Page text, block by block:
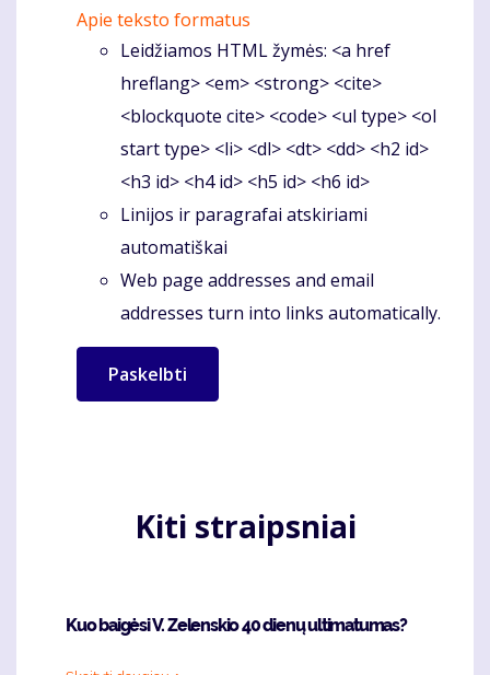
Apie teksto formatus
Leidžiamos HTML žymės: <a href
hreflang> <em> <strong> <cite>
<blockquote cite> <code> <ul type> <ol
start type> <li> <dl> <dt> <dd> <h2 id>
<h3 id> <h4 id> <h5 id> <h6 id>
Linijos ir paragrafai atskiriami
automatiškai
Web page addresses and email
addresses turn into links automatically.
Kiti straipsniai
Kuo baigėsi V. Zelenskio 40 dienų ultimatumas?